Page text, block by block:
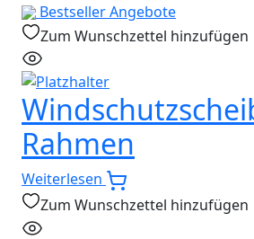
BestsellerAngebote
Zum Wunschzettel hinzufügen
Rahmen
Weiterlesen
Zum Wunschzettel hinzufügen